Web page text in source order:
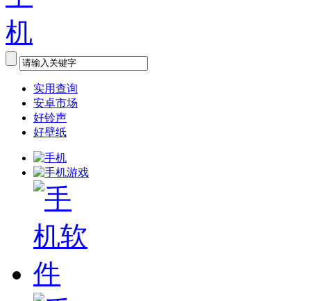
实用查询
安卓市场
好铃声
好壁纸